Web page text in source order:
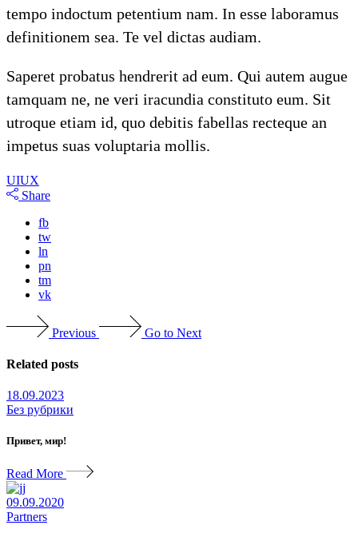
tempo indoctum petentium nam. In esse laboramus
definitionem sea. Te vel dictas audiam.
Saperet probatus hendrerit ad eum. Qui autem augue
tamquam ne, ne veri iracundia constituto eum. Sit
utroque etiam id, quo debitis fabellas recteque an
impetus suas voluptaria mollis.
UIUX
Share
fb
tw
ln
pn
tm
vk
Previous Go to Next
Related posts
18.09.2023
Без рубрики
Привет, мир!
Read More
09.09.2020
Partners